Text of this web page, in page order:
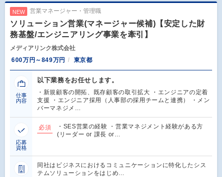
NEW 営業マネージャー・管理職
ソリューション営業(マネージャー候補)【安定した財
務基盤/エンジニアリング事業を牽引】
メディアリンク株式会社
600万円～849万円
東京都
仕事
内容
以下業務をお任せします。
・新規顧客の開拓、既存顧客の取引拡大 ・エンジニアの定着
支援 ・エンジニア採用（人事部の採用チームと連携） ・メン
バーマネジメ…
応募
資格
必須
・SES営業の経験 ・営業マネジメント経験がある方
(リーダー or 課長 or…
同社はビジネスにおけるコミュニケーションに特化したシス
テムソリューションをはじめ…